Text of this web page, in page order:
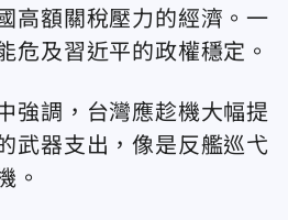
高額關稅壓力的經濟。一
危及習近平的政權穩定。
強調，台灣應趁機大幅提
武器支出，像是反艦巡弋
。